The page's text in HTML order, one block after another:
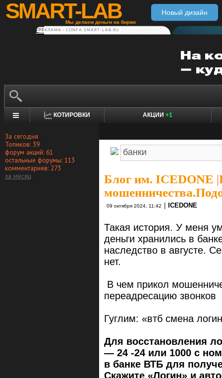
SMART-LAB
Мы делаем деньги на бирже
Новый дизайн
РЕКЛАМА • CONFA.SMART-LAB.RU
КОТИРОВКИ АКЦИИ +1
За сегодня
Топиков: 39
форум акций: 61
остальные форумы: 113
комментариев: 273
за месяц
Блог им. ICEDONE |
09 октября 2024, 11:42 ICEDONE
Такая история. У меня
деньги хранились в
наследство в августе.
нет.
В чем прикол
переадресацию звонков
Гуглим: «втб смена
Для восстановления
— 24 -24 или 1000 с
в банке ВТБ для
Скажите «Логин» и